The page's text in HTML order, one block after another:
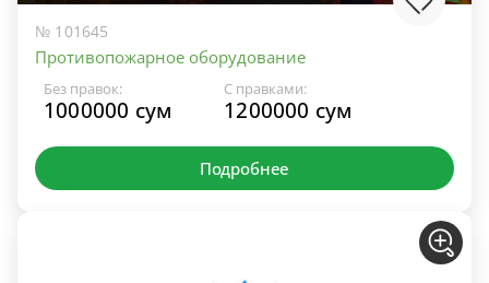
№ 101645
Противопожарное оборудование
Без правок:
1000000 сум
С правками:
1200000 сум
Подробнее